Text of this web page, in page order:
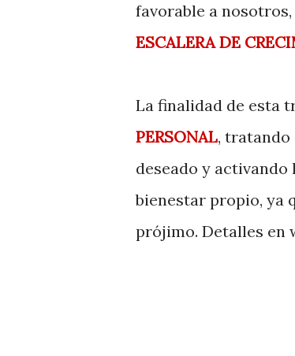
favorable a
ESCALERA DE
La finalidad de esta
PERSONAL, tratando
deseado y
bienestar propio, ya
prójimo. Detalles en